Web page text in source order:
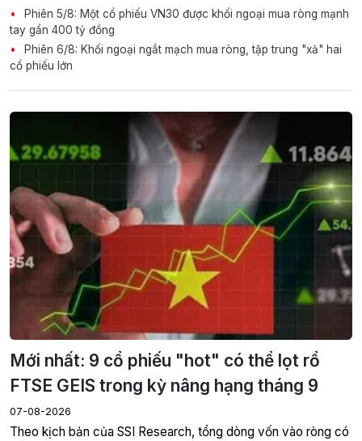
Phiên 5/8: Một cổ phiếu VN30 được khối ngoại mua ròng mạnh
tay gần 400 tỷ đồng
Phiên 6/8: Khối ngoại ngắt mạch mua ròng, tập trung "xả" hai
cổ phiếu lớn
Mới nhất: 9 cổ phiếu "hot" có thể lọt rổ
FTSE GEIS trong kỳ nâng hạng tháng 9
07-08-2026
Theo kịch bản của SSI Research, tổng dòng vốn vào ròng có